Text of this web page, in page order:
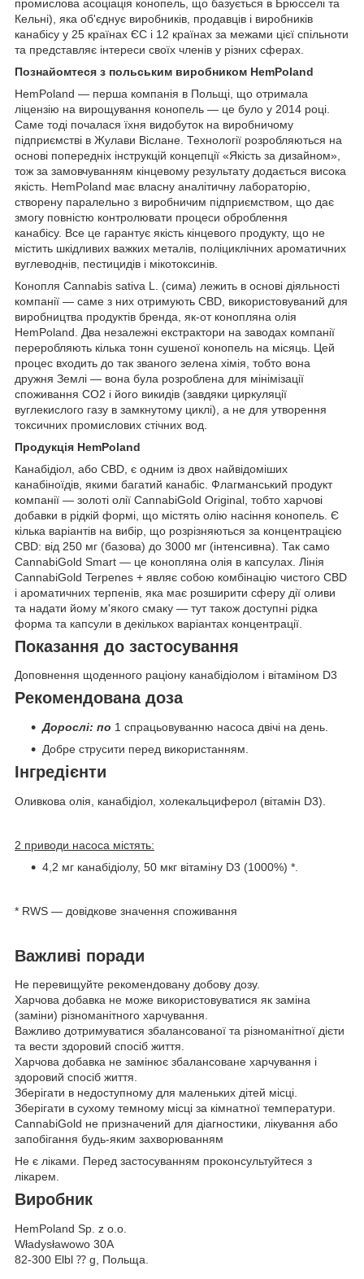
промислова асоціація конопель, що базується в Брюсселі та
Кельні), яка об'єднує виробників, продавців і виробників
канабісу у 25 країнах ЄС і 12 країнах за межами цієї спільноти
та представляє інтереси своїх членів у різних сферах.
Познайомтеся з польським виробником HemPoland
HemPoland — перша компанія в Польщі, що отримала
ліцензію на вирощування конопель — це було у 2014 році.
Саме тоді почалася їхня видобуток на виробничому
підприємстві в Жулави Віслане. Технології розробляються на
основі попередніх інструкцій концепції «Якість за дизайном»,
тож за замовчуванням кінцевому результату додається висока
якість. HemPoland має власну аналітичну лабораторію,
створену паралельно з виробничим підприємством, що дає
змогу повністю контролювати процеси оброблення
канабісу. Все це гарантує якість кінцевого продукту, що не
містить шкідливих важких металів, поліциклічних ароматичних
вуглеводнів, пестицидів і мікотоксинів.
Конопля Cannabis sativa L. (сима) лежить в основі діяльності
компанії — саме з них отримують CBD, використовуваний для
виробництва продуктів бренда, як-от конопляна олія
HemPoland. Два незалежні екстрактори на заводах компанії
переробляють кілька тонн сушеної конопель на місяць. Цей
процес входить до так званого зелена хімія, тобто вона
дружня Землі — вона була розроблена для мінімізації
споживання СО2 і його викидів (завдяки циркуляції
вуглекислого газу в замкнутому циклі), а не для утворення
токсичних промислових стічних вод.
Продукція HemPoland
Канабідіол, або CBD, є одним із двох найвідоміших
канабіноїдів, якими багатий канабіс. Флагманський продукт
компанії — золоті олії CannabiGold Original, тобто харчові
добавки в рідкій формі, що містять олію насіння конопель. Є
кілька варіантів на вибір, що розрізняються за концентрацією
CBD: від 250 мг (базова) до 3000 мг (інтенсивна). Так само
CannabiGold Smart — це конопляна олія в капсулах. Лінія
CannabiGold Terpenes + являє собою комбінацію чистого CBD
і ароматичних терпенів, яка має розширити сферу дії оливи
та надати йому м'якого смаку — тут також доступні рідка
форма та капсули в декількох варіантах концентрації.
Показання до застосування
Доповнення щоденного раціону канабідіолом і вітаміном D3
Рекомендована доза
Дорослі: по 1 спрацьовуванню насоса двічі на день.
Добре струсити перед використанням.
Інгредієнти
Оливкова олія, канабідіол, холекальциферол (вітамін D3).
2 приводи насоса містять:
4,2 мг канабідіолу, 50 мкг вітаміну D3 (1000%) *.
* RWS — довідкове значення споживання
Важливі поради
Не перевищуйте рекомендовану добову дозу.
Харчова добавка не може використовуватися як заміна
(заміни) різноманітного харчування.
Важливо дотримуватися збалансованої та різноманітної дієти
та вести здоровий спосіб життя.
Харчова добавка не замінює збалансоване харчування і
здоровий спосіб життя.
Зберігати в недоступному для маленьких дітей місці.
Зберігати в сухому темному місці за кімнатної температури.
CannabiGold не призначений для діагностики, лікування або
запобігання будь-яким захворюванням
Не є ліками. Перед застосуванням проконсультуйтеся з
лікарем.
Виробник
HemPoland Sp. z o.o.
Władysławowo 30A
82-300 Elbl ⁇ g, Польща.